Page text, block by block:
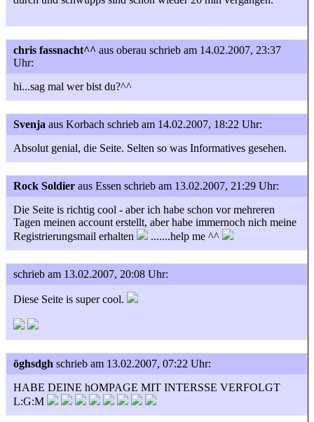
chris fassnacht^^ aus oberau schrieb am 14.02.2007, 23:37
Uhr:
hi...sag mal wer bist du?^^
Svenja aus Korbach schrieb am 14.02.2007, 18:22 Uhr:
Absolut genial, die Seite. Selten so was Informatives gesehen.
Rock Soldier aus Essen schrieb am 13.02.2007, 21:29 Uhr:
Die Seite is richtig cool - aber ich habe schon vor mehreren
Tagen meinen account erstellt, aber habe immernoch nich meine
Registrierungsmail erhalten
.......help me ^^
schrieb am 13.02.2007, 20:08 Uhr:
Diese Seite is super cool.
öghsdgh schrieb am 13.02.2007, 07:22 Uhr:
HABE DEINE hOMPAGE MIT INTERSSE VERFOLGT
L:G:M